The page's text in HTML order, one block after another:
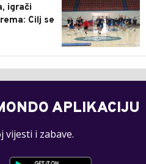
igrači
Cilj se
APLIKACIJU
vijesti i zabave.